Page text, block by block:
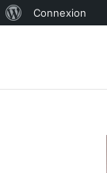
WordPress
Connexion